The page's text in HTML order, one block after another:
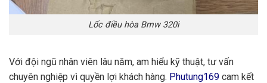
Lốc điều hòa Bmw 320i
Với đội ngũ nhân viên lâu năm, am hiểu kỹ thuật, tư vấn
chuyên nghiệp vì quyền lợi khách hàng. Phutung169 cam kết